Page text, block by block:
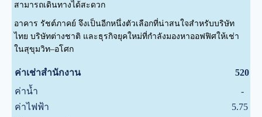
สามารถเดินทางได้สะดวก
อาคาร รัชต์ภาคย์ จึงเป็นอีกหนึ่งตัวเลือกที่น่าสนใจสำหรับบริษัท
ไทย บริษัทต่างชาติ และธุรกิจยุคใหม่ที่กำลังมองหาออฟฟิศให้เช่า
ในสุขุมวิท–อโศก
ค่าเช่าสำนักงาน 520
ค่าน้ำ -
ค่าไฟฟ้า
5.75